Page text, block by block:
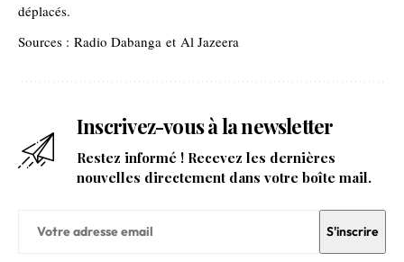
déplacés.
Sources : Radio Dabanga et Al Jazeera
Inscrivez-vous à la newsletter
Restez informé ! Recevez les dernières
nouvelles directement dans votre boîte mail.